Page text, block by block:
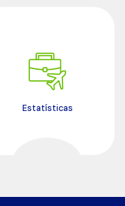
Estatísticas